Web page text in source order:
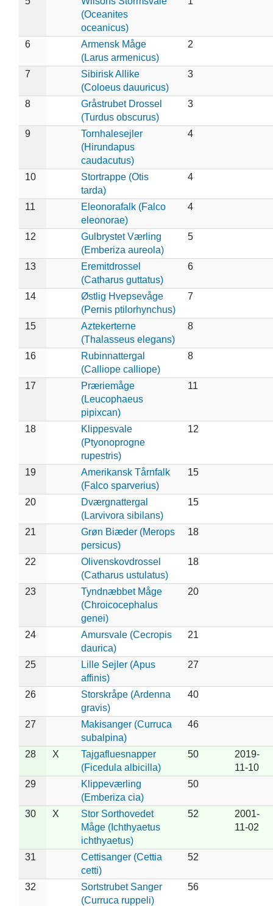
(Oceanites
oceanicus)
6
Armensk Måge
(Larus armenicus)
2
7
Sibirisk Allike
(Coloeus dauuricus)
3
8
Gråstrubet Drossel
(Turdus obscurus)
3
9
Tornhalesejler
(Hirundapus
caudacutus)
4
10
Stortrappe (Otis
tarda)
4
11
Eleonorafalk (Falco
eleonorae)
4
12
Gulbrystet Værling
(Emberiza aureola)
5
13
Eremitdrossel
(Catharus guttatus)
6
14
Østlig Hvepsevåge
(Pernis ptilorhynchus)
7
15
Aztekerterne
(Thalasseus elegans)
8
16
Rubinnattergal
(Calliope calliope)
8
17
Præriemåge
(Leucophaeus
pipixcan)
11
18
Klippesvale
(Ptyonoprogne
rupestris)
12
19
Amerikansk Tårnfalk
(Falco sparverius)
15
20
Dværgnattergal
(Larvivora sibilans)
15
21
Grøn Biæder (Merops
persicus)
18
22
Olivenskovdrossel
(Catharus ustulatus)
18
23
Tyndnæbbet Måge
(Chroicocephalus
genei)
20
24
Amursvale (Cecropis
daurica)
21
25
Lille Sejler (Apus
affinis)
27
26
Storskråpe (Ardenna
gravis)
40
27
Makisanger (Curruca
subalpina)
46
28 X
Tajgafluesnapper
(Ficedula albicilla)
50
2019-
11-10
29
Klippeværling
(Emberiza cia)
50
30 X
Stor Sorthovedet
Måge (Ichthyaetus
ichthyaetus)
52
2001-
11-02
31
Cettisanger (Cettia
cetti)
52
32
Sortstrubet Sanger
(Curruca ruppeli)
56